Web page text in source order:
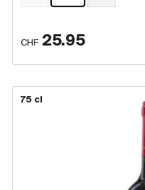
CHF 25.95
75 cl